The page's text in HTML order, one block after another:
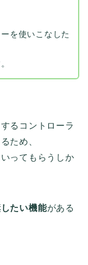
を使いこなした
るコントローラ
ため、
ってもらうしか
たい機能がある